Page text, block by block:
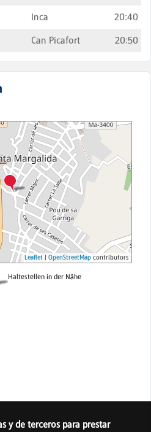
Inca
20:40
Can Picafort 20:50
y de terceros para prestar